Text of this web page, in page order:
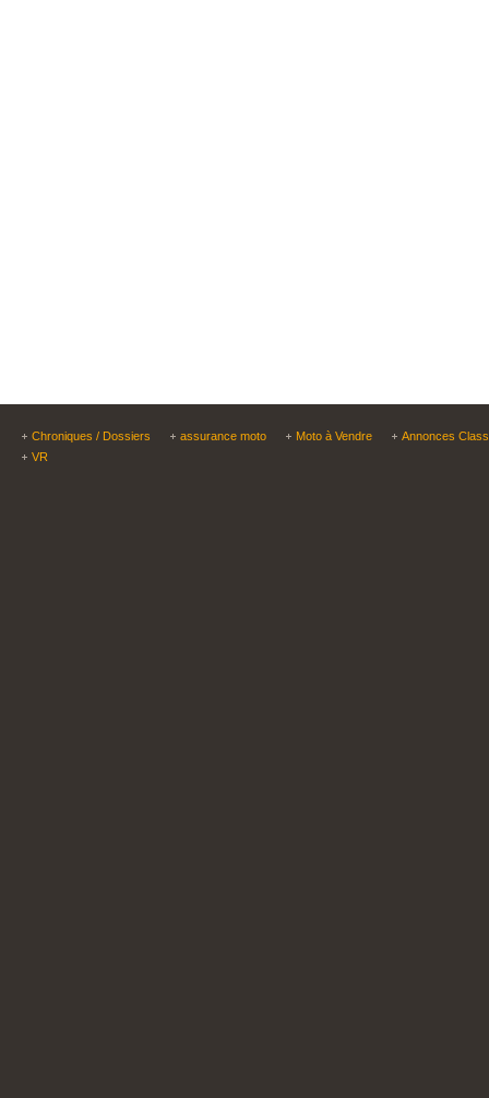
Chroniques / Dossiers assurance moto Moto à Vendre
Annonces
VR